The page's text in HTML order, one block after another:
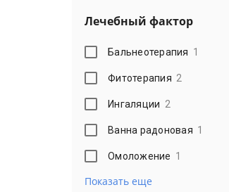
Лечебный фактор
Бальнеотерапия 1
Фитотерапия 2
Ингаляции 2
Ванна радоновая 1
Омоложение 1
Показать еще